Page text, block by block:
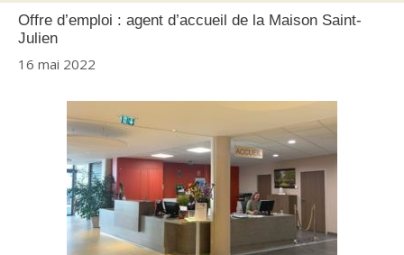
Offre d’emploi : agent d’accueil de la Maison Saint-
Julien
16 mai 2022